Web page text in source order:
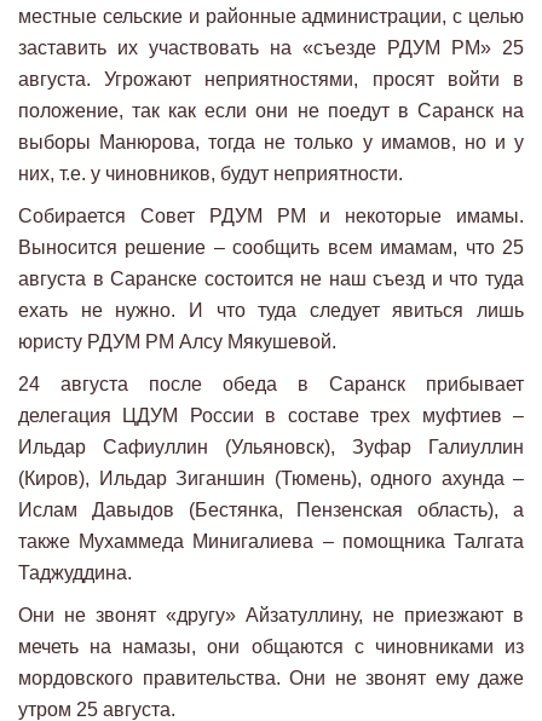
местные сельские и районные администрации, с целью
заставить их участвовать на «съезде РДУМ РМ» 25
августа. Угрожают неприятностями, просят войти в
положение, так как если они не поедут в Саранск на
выборы Манюрова, тогда не только у имамов, но и у
них, т.е. у чиновников, будут неприятности.
Собирается Совет РДУМ РМ и некоторые имамы.
Выносится решение – сообщить всем имамам, что 25
августа в Саранске состоится не наш съезд и что туда
ехать не нужно. И что туда следует явиться лишь
юристу РДУМ РМ Алсу Мякушевой.
24 августа после обеда в Саранск прибывает
делегация ЦДУМ России в составе трех муфтиев –
Ильдар Сафиуллин (Ульяновск), Зуфар Галиуллин
(Киров), Ильдар Зиганшин (Тюмень), одного ахунда –
Ислам Давыдов (Бестянка, Пензенская область), а
также Мухаммеда Минигалиева – помощника Талгата
Таджуддина.
Они не звонят «другу» Айзатуллину, не приезжают в
мечеть на намазы, они общаются с чиновниками из
мордовского правительства. Они не звонят ему даже
утром 25 августа.